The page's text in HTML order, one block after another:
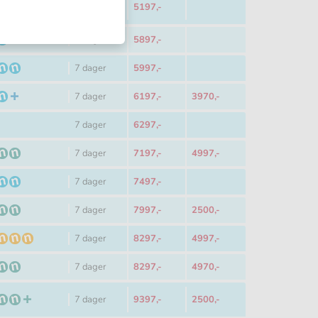
Voksen Fra
5197,-
Reiselengde Voksen Fra
5897,-
Reiselengde
7 dager Voksen Fra
5997,-
Reiselengde
7 dager Voksen Fra
6197,- Barn Fra
3970,-
Reiselengde
7 dager Voksen Fra
6297,-
Reiselengde
7 dager Voksen Fra
7197,- Barn Fra
4997,-
Reiselengde
7 dager Voksen Fra
7497,-
Reiselengde
7 dager Voksen Fra
7997,- Barn Fra
2500,-
Reiselengde
7 dager Voksen Fra
8297,- Barn Fra
4997,-
Reiselengde
7 dager Voksen Fra
8297,- Barn Fra
4970,-
Reiselengde
7 dager Voksen Fra
9397,- Barn Fra
2500,-